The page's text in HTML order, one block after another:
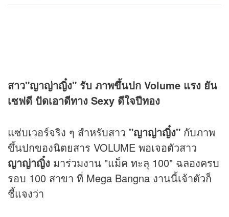
สาว"ญาญ่าญิ๋ง" รับ ภาพขึ้นปก Volume แรง ยัน
เซฟดี ปัดเอาดีทาง Sexy ดีใจปีทอง
แซ่บเวอร์จริง ๆ สำหรับสาว "ญาญ่าญิ๋ง" กับภาพ
ขึ้นปกของนิตยสาร VOLUME พอเจอตัวสาว
ญาญ่าญิ๋ง มาร่วมงาน "แม็ค ทะลุ 100" ฉลองครบ
รอบ 100 สาขา ที่ Mega Bangna งานนี้เจ้าตัวก็
ชี้แจงว่า